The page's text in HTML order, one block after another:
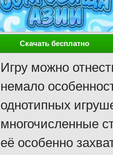
Скачать бесплатно
Игру можно
немало
однотипных
многочисленные
её особенно